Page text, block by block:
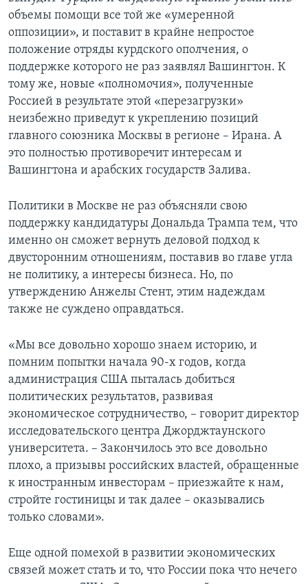
объемы помощи все той же «умеренной
оппозиции», и поставит в крайне непростое
положение отряды курдского ополчения, о
поддержке которого не раз заявлял Вашингтон. К
тому же, новые «полномочия», полученные
Россией в результате этой «перезагрузки»
неизбежно приведут к укреплению позиций
главного союзника Москвы в регионе – Ирана. А
это полностью противоречит интересам и
Вашингтона и арабских государств Залива.
Политики в Москве не раз объясняли свою
поддержку кандидатуры Дональда Трампа тем, что
именно он сможет вернуть деловой подход к
двусторонним отношениям, поставив во главе угла
не политику, а интересы бизнеса. Но, по
утверждению Анжелы Стент, этим надеждам
также не суждено оправдаться.
«Мы все довольно хорошо знаем историю, и
помним попытки начала 90-х годов, когда
администрация США пыталась добиться
политических результатов, развивая
экономическое сотрудничество, – говорит директор
исследовательского центра Джорджтаунского
университета. – Закончилось это все довольно
плохо, а призывы российских властей, обращенные
к иностранным инвесторам – приезжайте к нам,
стройте гостиницы и так далее – оказывались
только словами».
Еще одной помехой в развитии экономических
связей может стать и то, что России пока что нечего